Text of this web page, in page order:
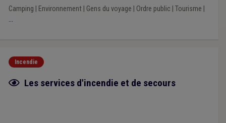
Camping Environnement| Gens du voyage Ordre public Tourisme
...
Incendie
Fiche focus
Les services d'incendie et de secours